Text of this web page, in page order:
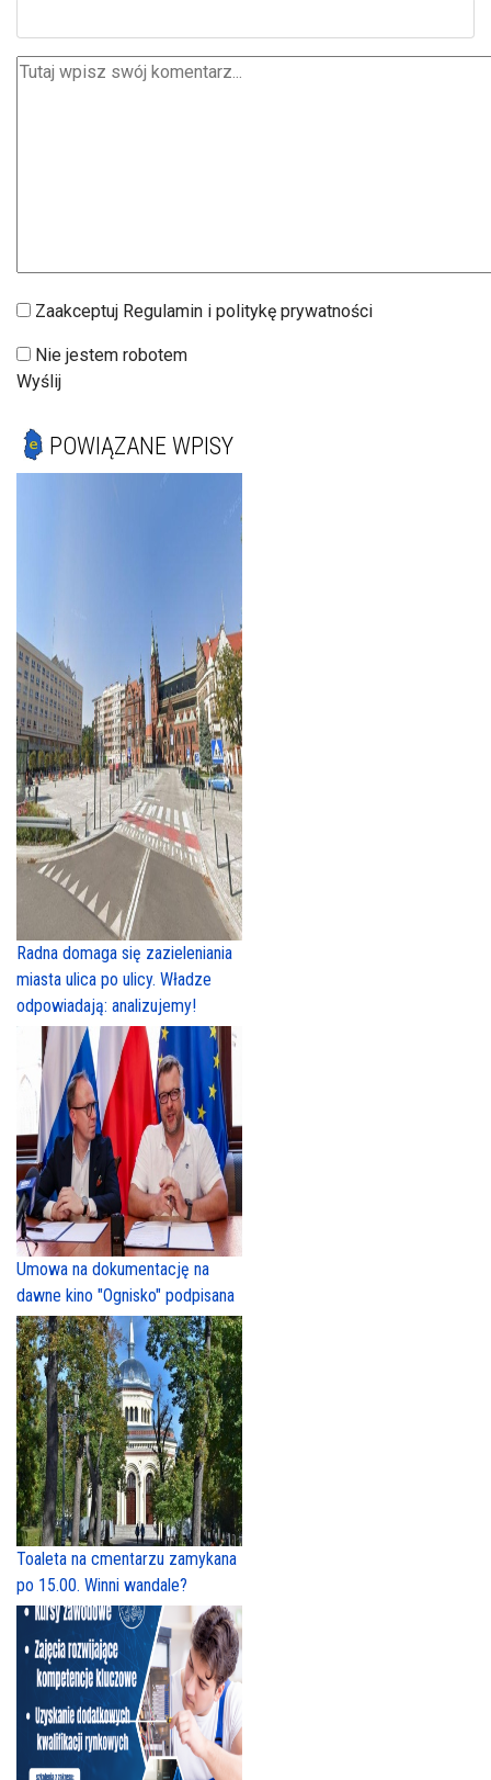
Zaakceptuj Regulamin i politykę prywatności
Nie jestem robotem
Wyślij
POWIĄZANE WPISY
Radna domaga się zazieleniania
miasta ulica po ulicy. Władze
odpowiadają: analizujemy!
Umowa na dokumentację na
dawne kino "Ognisko" podpisana
Toaleta na cmentarzu zamykana
po 15.00. Winni wandale?